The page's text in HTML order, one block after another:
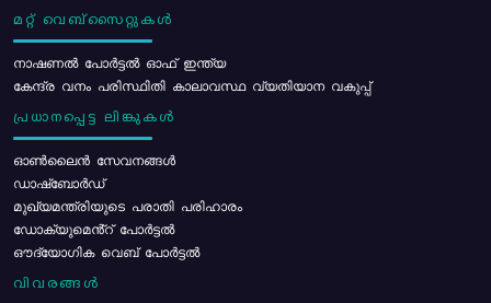
മറ്റ് വെബ്സൈറ്റുകൾ
നാഷണൽ പോർട്ടൽ ഓഫ് ഇന്ത്യ
കേന്ദ്ര വനം പരിസ്ഥിതി കാലാവസ്ഥ വ്യതിയാന വകുപ്പ്
പ്രധാനപ്പെട്ട ലിങ്കുകൾ
ഓൺലൈൻ സേവനങ്ങൾ
ഡാഷ്ബോർഡ്
മുഖ്യമന്ത്രിയുടെ പരാതി പരിഹാരം
ഡോക്യുമെൻ്റ് പോർട്ടൽ
ഔദ്യോഗിക വെബ് പോർട്ടൽ
വിവരങ്ങൾ